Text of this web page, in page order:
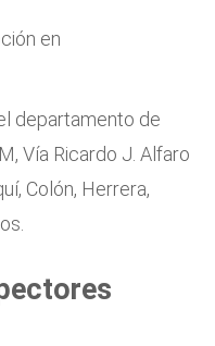
en
departamento de
Vía Ricardo J. Alfaro
Colón, Herrera,